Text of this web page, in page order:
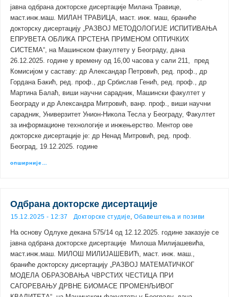
јавна одбрана докторске дисертације Милана Травице,
маст.инж.маш. МИЛАН ТРАВИЦА, маст. инж. маш, браниће
докторску дисертацију „РАЗВОЈ МЕТОДОЛОГИЈЕ ИСПИТИВАЊА
ЕПРУВЕТА ОБЛИКА ПРСТЕНА ПРИМЕНОМ ОПТИЧКИХ
СИСТЕМА“, на Машинском факултету у Београду, дана
26.12.2025. године у времену од 16,00 часова у сали 211, пред
Комисијом у саставу: др Александар Петровић, ред. проф., др
Гордана Бакић, ред. проф., др Србислав Генић, ред. проф., др
Мартина Балаћ, виши научни сарадник, Машински факултет у
Београду и др Александра Митровић, ванр. проф., виши научни
сарадник, Универзитет Унион-Никола Тесла у Београду, Факултет
за информационе технологије и инжењерство. Ментор ове
докторске дисертације је: др Ненад Митровић, ред. проф.
Београд, 19.12.2025. године
опширније…
Одбрана докторске дисертације
15.12.2025 - 12:37 Докторске студије ,Обавештења и позиви
На основу Одлуке декана 575/14 од 12.12.2025. године заказује се
јавна одбрана докторске дисертације Милоша Милијашевића,
маст.инж.маш. МИЛОШ МИЛИЈАШЕВИЋ, маст. инж. маш.,
браниће докторску дисертацију „РАЗВОЈ МАТЕМАТИЧКОГ
МОДЕЛА ОБРАЗОВАЊА ЧВРСТИХ ЧЕСТИЦА ПРИ
САГОРЕВАЊУ ДРВНЕ БИОМАСЕ ПРОМЕНЉИВОГ